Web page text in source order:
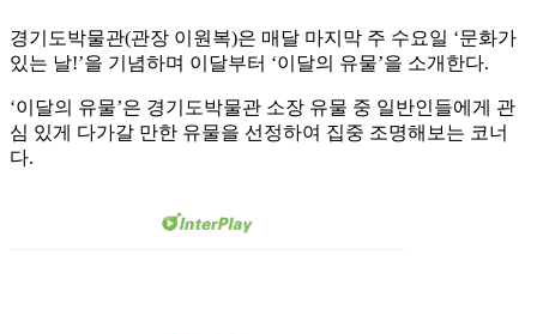
경기도박물관(관장 이원복)은 매달 마지막 주 수요일 ‘문화가
있는 날!’을 기념하며 이달부터 ‘이달의 유물’을 소개한다.
‘이달의 유물’은 경기도박물관 소장 유물 중 일반인들에게 관
심 있게 다가갈 만한 유물을 선정하여 집중 조명해보는 코너
다.